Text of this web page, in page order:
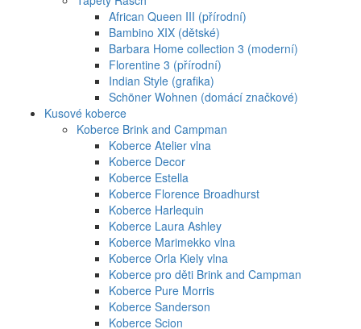
African Queen III (přírodní)
Bambino XIX (dětské)
Barbara Home collection 3 (moderní)
Florentine 3 (přírodní)
Indian Style (grafika)
Schöner Wohnen (domácí značkové)
Kusové koberce
Koberce Brink and Campman
Koberce Atelier vlna
Koberce Decor
Koberce Estella
Koberce Florence Broadhurst
Koberce Harlequin
Koberce Laura Ashley
Koberce Marimekko vlna
Koberce Orla Kiely vlna
Koberce pro děti Brink and Campman
Koberce Pure Morris
Koberce Sanderson
Koberce Scion